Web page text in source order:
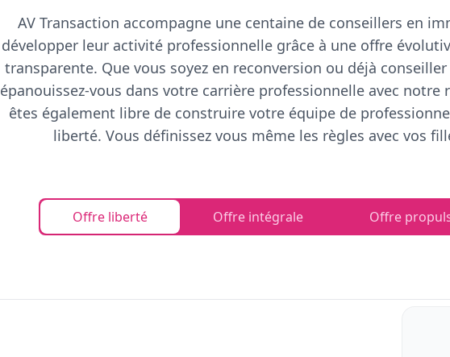
AV Transaction accompagne une centaine de conseillers en
développer leur activité professionnelle grâce à une offre
transparente. Que vous soyez en reconversion ou déjà
épanouissez-vous dans votre carrière professionnelle avec notre
êtes également libre de construire votre équipe de
liberté. Vous définissez vous même les règles avec vos
Offre liberté Offre intégrale Offre